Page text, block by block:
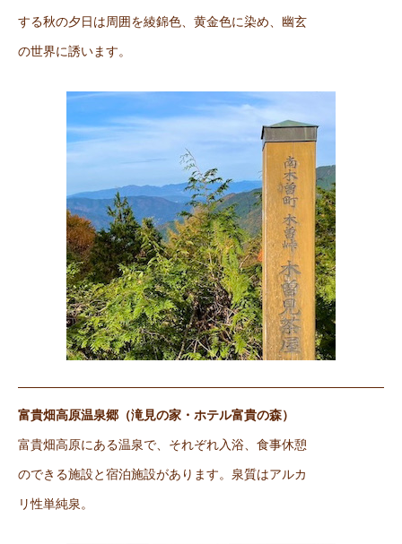
する秋の夕日は周囲を綾錦色、黄金色に染め、幽玄
の世界に誘います。
富貴畑高原温泉郷（滝見の家・ホテル富貴の森）
富貴畑高原にある温泉で、それぞれ入浴、食事休憩
のできる施設と宿泊施設があります。泉質はアルカ
リ性単純泉。